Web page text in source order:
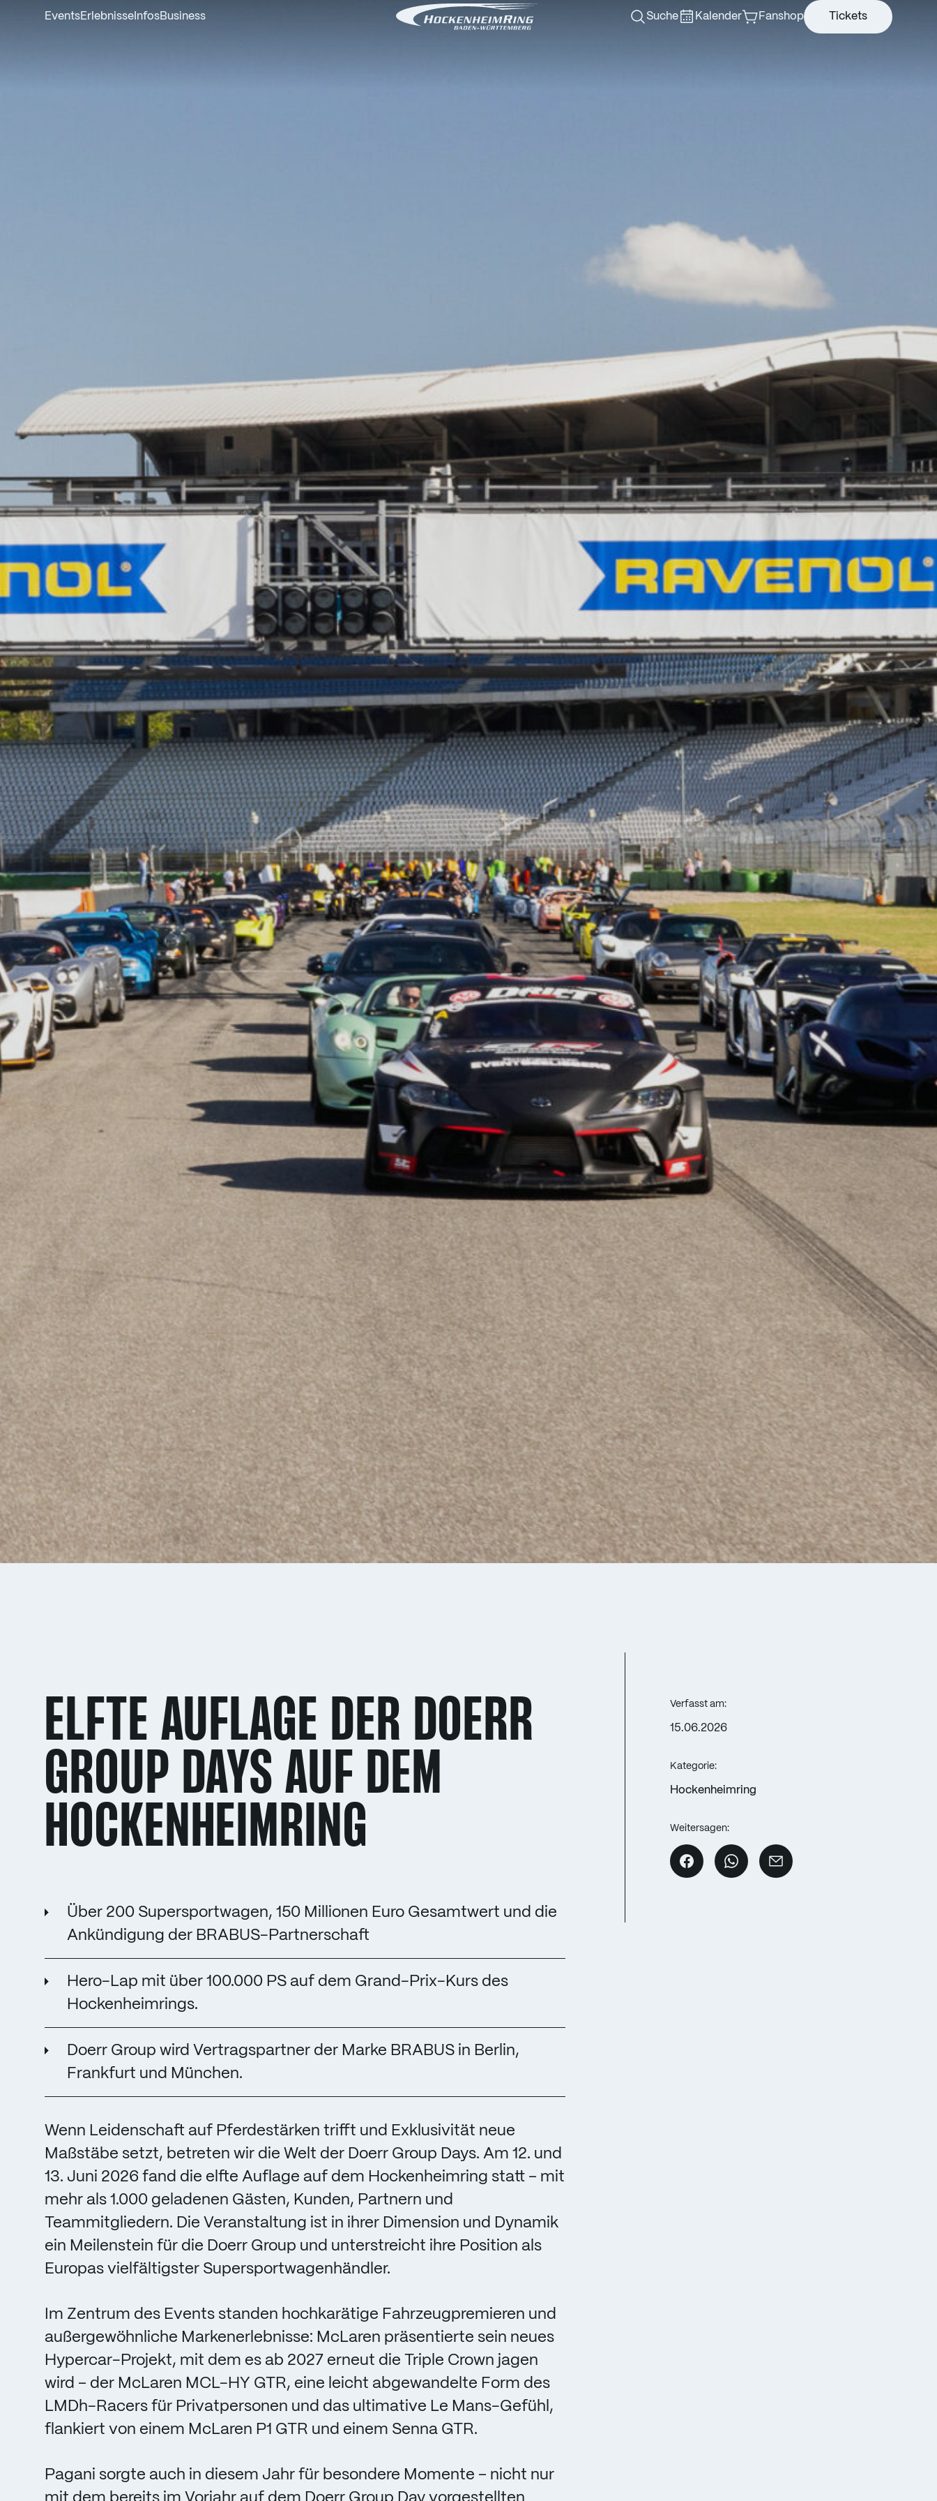
EventsErlebnisse InfosBusiness Suche Kalender Fanshop Tickets
ELFTE AUFLAGE DER DOERR
GROUP DAYS AUF DEM
HOCKENHEIMRING
Über 200 Supersportwagen, 150 Millionen Euro Gesamtwert und die
Ankündigung der BRABUS-Partnerschaft
Hero-Lap mit über 100.000 PS auf dem Grand-Prix-Kurs des
Hockenheimrings.
Doerr Group wird Vertragspartner der Marke BRABUS in Berlin,
Frankfurt und München.
Wenn Leidenschaft auf Pferdestärken trifft und Exklusivität neue
Maßstäbe setzt, betreten wir die Welt der Doerr Group Days. Am 12. und
13. Juni 2026 fand die elfte Auflage auf dem Hockenheimring statt – mit
mehr als 1.000 geladenen Gästen, Kunden, Partnern und
Teammitgliedern. Die Veranstaltung ist in ihrer Dimension und Dynamik
ein Meilenstein für die Doerr Group und unterstreicht ihre Position als
Europas vielfältigster Supersportwagenhändler.
Im Zentrum des Events standen hochkarätige Fahrzeugpremieren und
außergewöhnliche Markenerlebnisse: McLaren präsentierte sein neues
Hypercar-Projekt, mit dem es ab 2027 erneut die Triple Crown jagen
wird – der McLaren MCL-HY GTR, eine leicht abgewandelte Form des
LMDh-Racers für Privatpersonen und das ultimative Le Mans-Gefühl,
flankiert von einem McLaren P1 GTR und einem Senna GTR.
Pagani sorgte auch in diesem Jahr für besondere Momente – nicht nur
mit dem bereits im Vorjahr auf dem Doerr Group Day vorgestellten
Verfasst am:
15.06.2026
Kategorie:
Hockenheimring
Weitersagen: